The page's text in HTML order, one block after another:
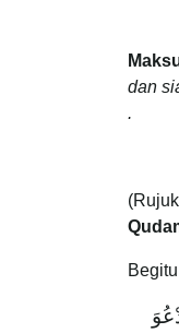
dan
.